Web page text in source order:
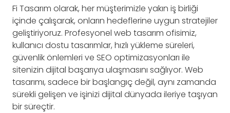
Fi Tasarım olarak, her müşterimizle yakın iş birliği
içinde çalışarak, onların hedeflerine uygun stratejiler
geliştiriyoruz. Profesyonel web tasarım ofisimiz,
kullanıcı dostu tasarımlar, hızlı yükleme süreleri,
güvenlik önlemleri ve SEO optimizasyonları ile
sitenizin dijital başarıya ulaşmasını sağlıyor. Web
tasarımı, sadece bir başlangıç değil, aynı zamanda
sürekli gelişen ve işinizi dijital dünyada ileriye taşıyan
bir süreçtir.